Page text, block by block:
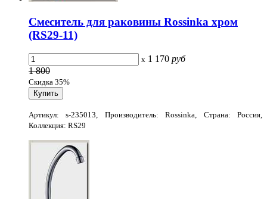
Смеситель для раковины Rossinka хром
(RS29-11)
x 1 170 руб
1 800
Скидка 35%
Артикул: s-235013, Производитель: Rossinka, Страна: Россия,
Коллекция: RS29